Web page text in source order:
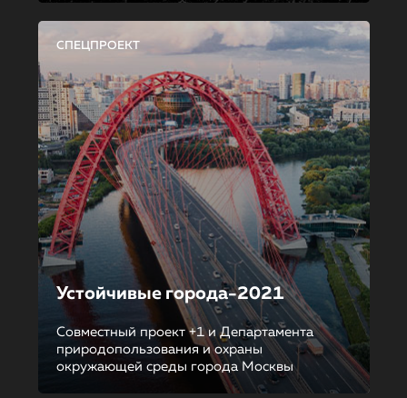
СПЕЦПРОЕКТ
Устойчивые города-2021
Совместный проект +1 и Департамента
природопользования и охраны
окружающей среды города Москвы